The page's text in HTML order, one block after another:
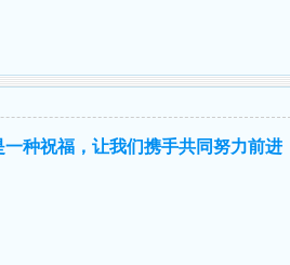
种祝福，让我们携手共同努力前进